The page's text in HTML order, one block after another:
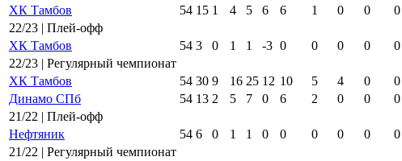
ХК Тамбов
54 15 1 4 5 6 6 1 0 0 0
22/23 | Плей-офф
ХК Тамбов
54 3 0 1 1 -3 0 0 0 0 0
22/23 | Регулярный чемпионат
ХК Тамбов
54 30 9 16 25 12 10 5 4 0 0
Динамо СПб
54 13 2 5 7 0 6 2 0 0 0
21/22 | Плей-офф
Нефтяник
54 6 0 1 1 0 0 0 0 0 0
21/22 | Регулярный чемпионат